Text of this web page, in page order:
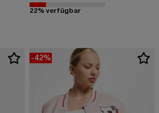
22% verfügbar
-42%